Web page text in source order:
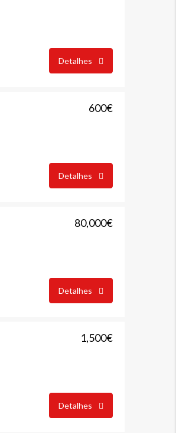
Detalhes
600€
Detalhes
80,000€
Detalhes
1,500€
Detalhes